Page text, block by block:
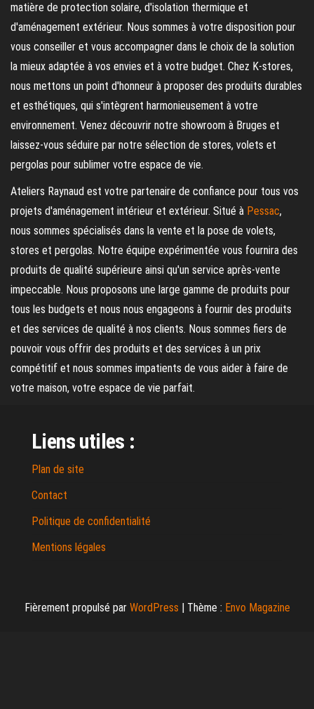
matière de protection solaire, d'isolation thermique et
d'aménagement extérieur. Nous sommes à votre disposition pour
vous conseiller et vous accompagner dans le choix de la solution
la mieux adaptée à vos envies et à votre budget. Chez K-stores,
nous mettons un point d'honneur à proposer des produits durables
et esthétiques, qui s'intègrent harmonieusement à votre
environnement. Venez découvrir notre showroom à Bruges et
laissez-vous séduire par notre sélection de stores, volets et
pergolas pour sublimer votre espace de vie.
Ateliers Raynaud est votre partenaire de confiance pour tous vos
projets d'aménagement intérieur et extérieur. Situé à Pessac,
nous sommes spécialisés dans la vente et la pose de volets,
stores et pergolas. Notre équipe expérimentée vous fournira des
produits de qualité supérieure ainsi qu'un service après-vente
impeccable. Nous proposons une large gamme de produits pour
tous les budgets et nous nous engageons à fournir des produits
et des services de qualité à nos clients. Nous sommes fiers de
pouvoir vous offrir des produits et des services à un prix
compétitif et nous sommes impatients de vous aider à faire de
votre maison, votre espace de vie parfait.
Liens utiles :
Plan de site
Contact
Politique de confidentialité
Mentions légales
Fièrement propulsé par WordPress | Thème : Envo Magazine